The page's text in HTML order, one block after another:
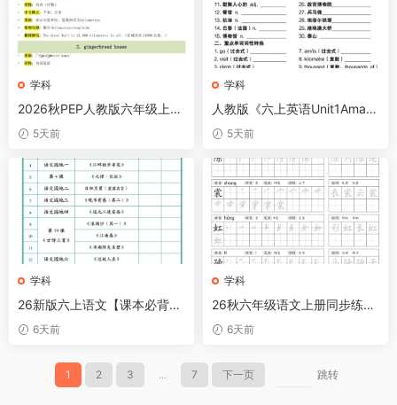
学科
2026秋PEP人教版六年级上册
英语U1-U6单词短语全解
5天前
学科
人教版《六上英语Unit1Amazi
nglandmarks考点专练》
5天前
学科
26新版六上语文【课本必背内
容】背诵版
6天前
学科
26秋六年级语文上册同步练字
字帖6天前
1 2 3 ... 7 下一页 跳转